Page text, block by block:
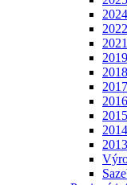
2024
2022
2021
2019
2018
2017
2016
2015
2014
2013